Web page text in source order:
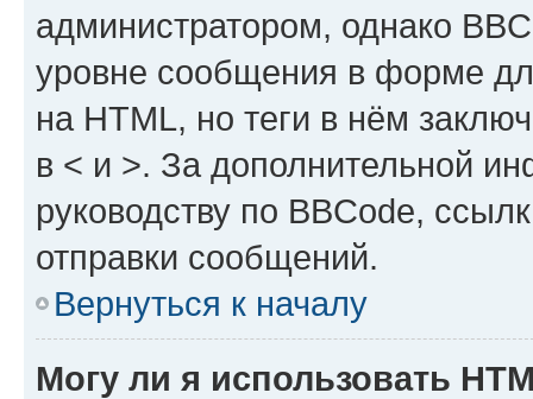
администратором, однако
уровне сообщения в форме
на HTML, но теги в нём
в < и >. За дополнительной
руководству по BBCode,
отправки сообщений.
Вернуться к началу
Могу ли я использовать